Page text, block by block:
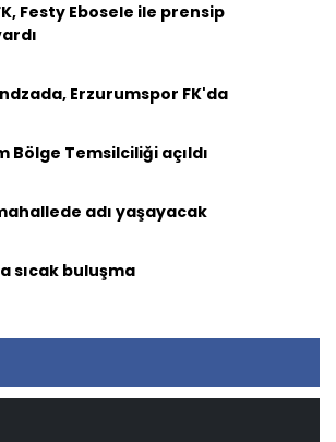
Festy Ebosele ile prensip
Erzurumspor FK'da
Bölge Temsilciliği açıldı
adı yaşayacak
sıcak buluşma